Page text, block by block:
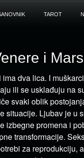
TAROT
i
dva lica. I
ili se usklađuju na
svaki oblik
situacije. Ljubav je u
izbegne promena i
transformacije.
za reprodukciju,